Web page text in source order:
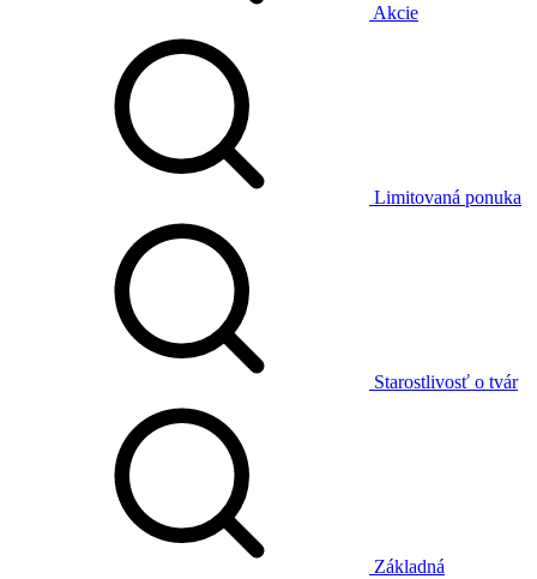
Akcie
Limitovaná ponuka
Starostlivosť o tvár
Základná